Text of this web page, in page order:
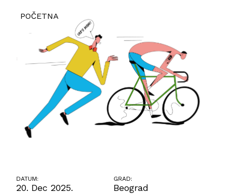
POČETNA
DATUM:
20. Dec 2025.
GRAD:
Beograd